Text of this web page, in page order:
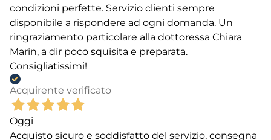
condizioni perfette. Servizio clienti sempre
disponibile a rispondere ad ogni domanda. Un
ringraziamento particolare alla dottoressa Chiara
Marin, a dir poco squisita e preparata.
Consigliatissimi!
Acquirente verificato
Oggi
Acquisto sicuro e soddisfatto del servizio, consegna